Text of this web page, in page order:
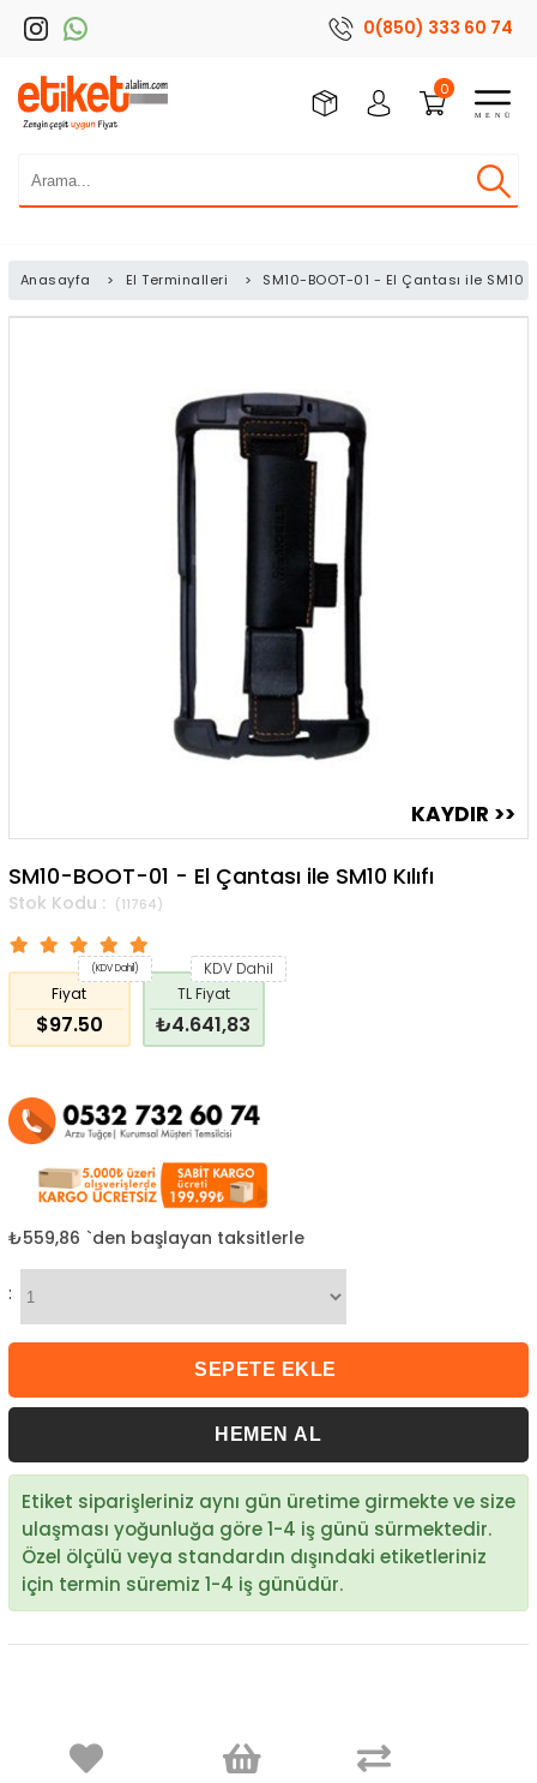
0(850) 333 60 74
0
Anasayfa > El Terminalleri > SM10-BOOT-01 - El Çantası ile SM10
SM10-BOOT-01 - El Çantası ile SM10 Kılıfı
(11764)
Fiyat
$97.50
(KDV Dahil)
TL Fiyat
₺4.641,83
KDV Dahil
₺559,86 `den başlayan taksitlerle
:
Etiket siparişleriniz aynı gün üretime girmekte ve size
ulaşması yoğunluğa göre 1-4 iş günü sürmektedir.
Özel ölçülü veya standardın dışındaki etiketleriniz
için termin süremiz 1-4 iş günüdür.